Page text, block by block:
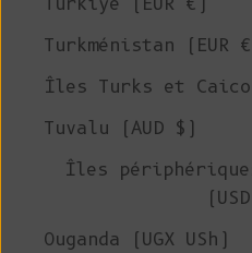
Turkménistan (EUR
Îles Turks et
Tuvalu (AUD $)
Îles
Ouganda (UGX USh)